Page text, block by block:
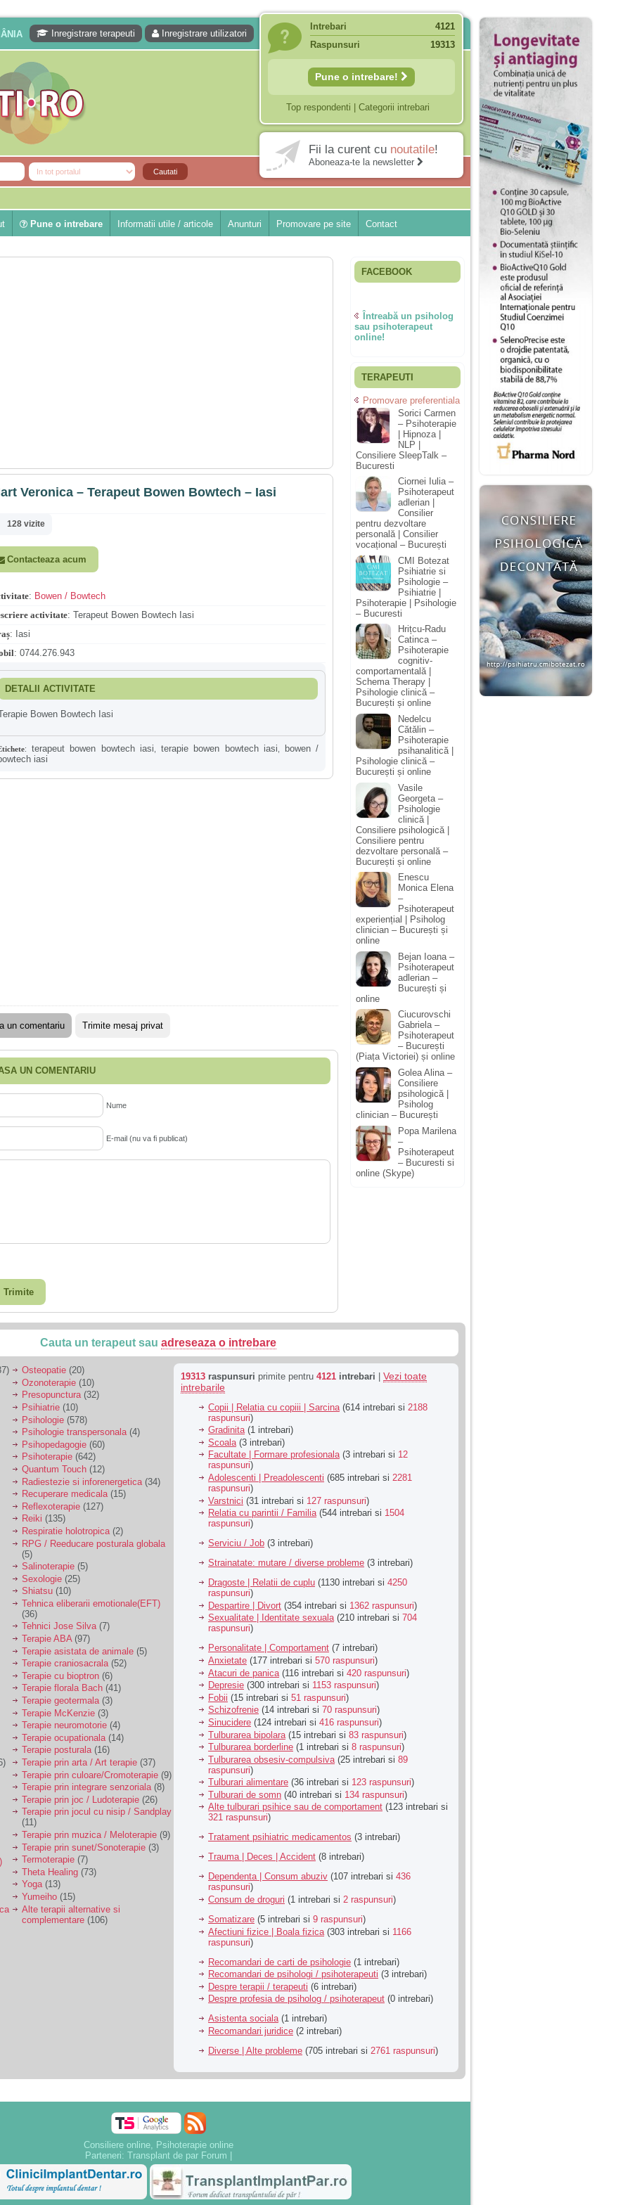
Inregistrare terapeuti Inregistrare utilizatori
Intrebari
4121
Raspunsuri
19313
Pune o intrebare!
Top respondenti Categorii intrebari
Fii la curent cu noutatile!
Aboneaza-te la newsletter
Pune o intrebare Informatii utile / articole Anunturi Promovare pe site Contact
Veronica – Terapeut Bowen Bowtech – Iasi
128 vizite
Contacteaza acum
: Bowen / Bowtech
activitate: Terapeut Bowen Bowtech Iasi
: Iasi
: 0744.276.943
DETALII ACTIVITATE
Bowen Bowtech Iasi
: terapeut bowen bowtech iasi terapie bowen bowtech iasi
bowen /
iasi
un comentariu Trimite mesaj privat
UN COMENTARIU
Nume
E-mail (nu va fi publicat)
Trimite
FACEBOOK
Întreabă un psiholog
sau psihoterapeut
online!
TERAPEUTI
Promovare preferentiala
Sorici Carmen
– Psihoterapie
| Hipnoza |
NLP |
Consiliere SleepTalk –
Bucuresti
Ciornei Iulia –
Psihoterapeut
adlerian |
Consilier
pentru dezvoltare
personală | Consilier
vocațional – București
CMI Botezat
Psihiatrie si
Psihologie –
Psihiatrie |
Psihoterapie | Psihologie
– Bucuresti
Hrițcu-Radu
Catinca –
Psihoterapie
cognitiv-
comportamentală |
Schema Therapy |
Psihologie clinică –
București și online
Nedelcu
Cătălin –
Psihoterapie
psihanalitică |
Psihologie clinică –
București și online
Vasile
Georgeta –
Psihologie
clinică |
Consiliere psihologică |
Consiliere pentru
dezvoltare personală –
București și online
Enescu
Monica Elena
–
Psihoterapeut
experiențial | Psiholog
clinician – București și
online
Bejan Ioana –
Psihoterapeut
adlerian –
București și
online
Ciucurovschi
Gabriela –
Psihoterapeut
– București
(Piața Victoriei) și online
Golea Alina –
Consiliere
psihologică |
Psiholog
clinician – București
Popa Marilena
–
Psihoterapeut
– Bucuresti si
online (Skype)
Cauta un terapeut sau adreseaza o intrebare
Osteopatie (20)
Ozonoterapie (10)
Presopunctura(32)
Psihiatrie (10)
Psihologie (578)
Psihologie transpersonala(4)
Psihopedagogie (60)
Psihoterapie (642)
Quantum Touch (12)
Radiestezie si inforenergetica (34)
Recuperare medicala(15)
Reflexoterapie (127)
Reiki (135)
Respiratie holotropica (2)
RPG / Reeducare posturala globala
(5)
Salinoterapie (5)
Sexologie (25)
Shiatsu (10)
Tehnica eliberarii emotionale(EFT)
(36)
Tehnici Jose Silva(7)
Terapie ABA(97)
Terapie asistata de animale (5)
Terapie craniosacrala(52)
Terapie cu bioptron (6)
Terapie florala Bach (41)
Terapie geotermala(3)
Terapie McKenzie (3)
Terapie neuromotorie (4)
Terapie ocupationala (14)
Terapie posturala(16)
Terapie prin arta / Art terapie (37)
Terapie prin culoare/Cromoterapie (9)
Terapie prin integrare senzoriala(8)
Terapie prin joc / Ludoterapie (26)
Terapie prin jocul cu nisip / Sandplay
(11)
Terapie prin muzica / Meloterapie (9)
Terapie prin sunet/Sonoterapie (3)
Termoterapie (7)
Theta Healing (73)
Yoga(13)
Yumeiho (15)
Alte terapii alternative si
complementare (106)
19313 raspunsuri primite pentru 4121 intrebari | Vezi toate
intrebarile
Copii | Relatia cu copiii | Sarcina (614 intrebari si 2188
raspunsuri)
Gradinita(1 intrebari)
Scoala (3 intrebari)
Facultate | Formare profesionala(3 intrebari si 12
raspunsuri)
Adolescenti | Preadolescenti (685 intrebari si 2281
raspunsuri)
Varstnici (31 intrebari si 127 raspunsuri)
Relatia cu parintii / Familia(544 intrebari si 1504
raspunsuri)
Serviciu / Job (3 intrebari)
Strainatate: mutare / diverse probleme (3 intrebari)
Dragoste | Relatii de cuplu (1130 intrebari si 4250
raspunsuri)
Despartire | Divort (354 intrebari si 1362 raspunsuri)
Sexualitate | Identitate sexuala(210 intrebari si 704
raspunsuri)
Personalitate | Comportament (7 intrebari)
Anxietate (177 intrebari si 570 raspunsuri)
Atacuri de panica (116 intrebari si 420 raspunsuri)
Depresie (300 intrebari si 1153 raspunsuri)
Fobii (15 intrebari si 51 raspunsuri)
Schizofrenie (14 intrebari si 70 raspunsuri)
Sinucidere (124 intrebari si 416 raspunsuri)
Tulburarea bipolara (15 intrebari si 83 raspunsuri)
Tulburarea borderline (1 intrebari si 8 raspunsuri)
Tulburarea obsesiv-compulsiva (25 intrebari si 89
raspunsuri)
Tulburari alimentare (36 intrebari si 123 raspunsuri)
Tulburari de somn (40 intrebari si 134 raspunsuri)
Alte tulburari psihice sau de comportament (123 intrebari si
321 raspunsuri)
Tratament psihiatric medicamentos (3 intrebari)
Trauma | Deces | Accident (8 intrebari)
Dependenta | Consum abuziv (107 intrebari si 436
raspunsuri)
Consum de droguri (1 intrebari si 2 raspunsuri)
Somatizare (5 intrebari si 9 raspunsuri)
Afectiuni fizice | Boala fizica (303 intrebari si 1166
raspunsuri)
Recomandari de carti de psihologie (1 intrebari)
Recomandari de psihologi / psihoterapeuti (3 intrebari)
Despre terapii / terapeuti (6 intrebari)
Despre profesia de psiholog / psihoterapeut (0 intrebari)
Asistenta sociala(1 intrebari)
Recomandari juridice (2 intrebari)
Diverse | Alte probleme (705 intrebari si 2761 raspunsuri)
Consiliere online, Psihoterapie online
Parteneri: Transplant de par Forum |